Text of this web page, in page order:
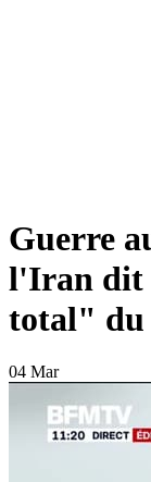
Guerre
l'Iran dit
total" du
04 Mar